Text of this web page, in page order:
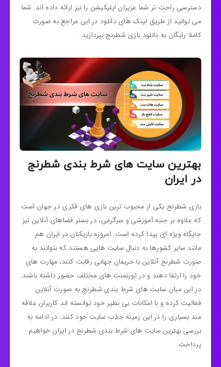
دسترسی راحت تر شما عزیزان اپلیکیشن را نیز ارائه داده اند. شما
می توانید از طریق لینک های دانلود در این مراجع به صورت
کاملا رایگان به دانلود بازی شطرنج بپردازید.
بهترین سایت‌ های شرط‌ بندی شطرنج
در ایران
بازی شطرنج یکی از محبوب‌ ترین بازی‌ های فکری در جهان است
که علاوه بر جنبه‌ آموزشی و سرگرمی، در بستر فضاهای آنلاین نیز
جایگاه ویژه‌ ای پیدا کرده است. امروزه بازیکنان در ایران هم
مانند سایر کشورها به دنبال سایت هایی هستند که بتوانند به
صورت شطرنج آنلاین با حریفان جهانی رقابت کنند، مهارت‌ های
خود را ارتقا دهند و در تورنمنت‌ های مختلف حضور داشته باشند.
در این میان سایت های شرط بندی شطرنج به صورت آنلاین
فعالیت کرده و با امکانات بی نظیر خود توانسته اند کاربران علاقه
مند بسیاری را در این زمینه جذب سایت خود کنند. در ادامه به
بررسی بهترین سایت های شرط بندی شطرنج در ایران خواهیم
پرداخت.